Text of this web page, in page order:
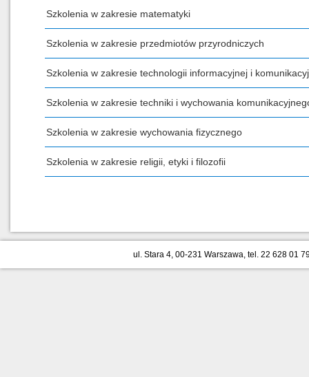
Szkolenia w zakresie matematyki
Szkolenia w zakresie przedmiotów przyrodniczych
Szkolenia w zakresie technologii informacyjnej i
Szkolenia w zakresie techniki i wychowania
Szkolenia w zakresie wychowania fizycznego
Szkolenia w zakresie religii, etyki i filozofii
ul. Stara 4, 00-231 Warszawa, tel. 22 628 01